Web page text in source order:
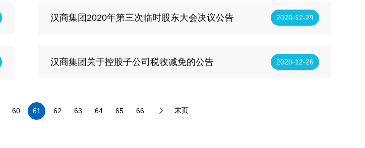
汉商集团2020年第三次临时股东大会决议公告 2020-12-29
汉商集团关于控股子公司税收减免的公告 2020-12-26
60 61 62 63 64 65 66 末页